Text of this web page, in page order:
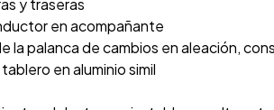
y traseras
en acompañante
la palanca de cambios en aleación,
en aluminio simil